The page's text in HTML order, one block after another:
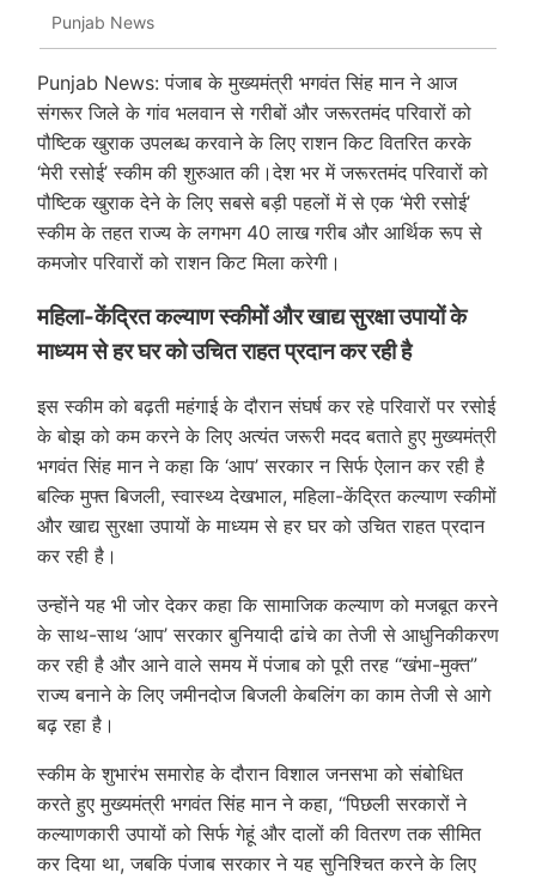
Punjab News
Punjab News: पंजाब के मुख्यमंत्री भगवंत सिंह मान ने आज
संगरूर जिले के गांव भलवान से गरीबों और जरूरतमंद परिवारों को
पौष्टिक खुराक उपलब्ध करवाने के लिए राशन किट वितरित करके
‘मेरी रसोई’ स्कीम की शुरुआत की।देश भर में जरूरतमंद परिवारों को
पौष्टिक खुराक देने के लिए सबसे बड़ी पहलों में से एक ‘मेरी रसोई’
स्कीम के तहत राज्य के लगभग 40 लाख गरीब और आर्थिक रूप से
कमजोर परिवारों को राशन किट मिला करेगी।
महिला-केंद्रित कल्याण स्कीमों और खाद्य सुरक्षा उपायों के
माध्यम से हर घर को उचित राहत प्रदान कर रही है
इस स्कीम को बढ़ती महंगाई के दौरान संघर्ष कर रहे परिवारों पर रसोई
के बोझ को कम करने के लिए अत्यंत जरूरी मदद बताते हुए मुख्यमंत्री
भगवंत सिंह मान ने कहा कि ‘आप’ सरकार न सिर्फ ऐलान कर रही है
बल्कि मुफ्त बिजली, स्वास्थ्य देखभाल, महिला-केंद्रित कल्याण स्कीमों
और खाद्य सुरक्षा उपायों के माध्यम से हर घर को उचित राहत प्रदान
कर रही है।
उन्होंने यह भी जोर देकर कहा कि सामाजिक कल्याण को मजबूत करने
के साथ-साथ ‘आप’ सरकार बुनियादी ढांचे का तेजी से आधुनिकीकरण
कर रही है और आने वाले समय में पंजाब को पूरी तरह “खंभा-मुक्त”
राज्य बनाने के लिए जमीनदोज बिजली केबलिंग का काम तेजी से आगे
बढ़ रहा है।
स्कीम के शुभारंभ समारोह के दौरान विशाल जनसभा को संबोधित
करते हुए मुख्यमंत्री भगवंत सिंह मान ने कहा, “पिछली सरकारों ने
कल्याणकारी उपायों को सिर्फ गेहूं और दालों की वितरण तक सीमित
कर दिया था, जबकि पंजाब सरकार ने यह सुनिश्चित करने के लिए